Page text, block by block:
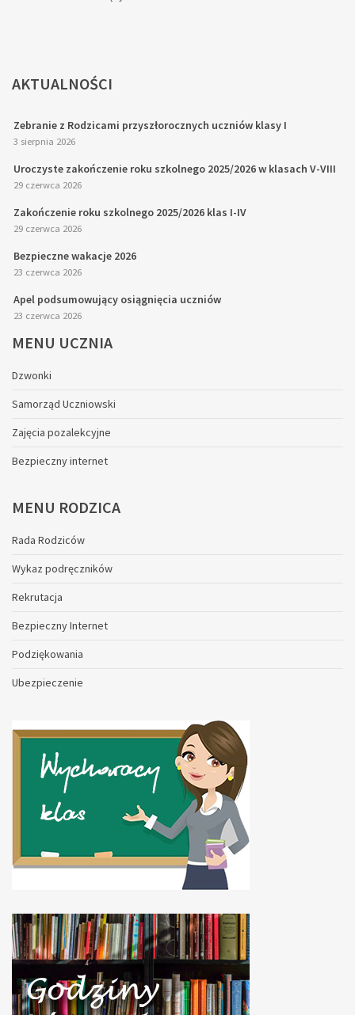
AKTUALNOŚCI
Zebranie z Rodzicami przyszłorocznych uczniów klasy I
3 sierpnia 2026
Uroczyste zakończenie roku szkolnego 2025/2026 w klasach V-VIII
29 czerwca 2026
Zakończenie roku szkolnego 2025/2026 klas I-IV
29 czerwca 2026
Bezpieczne wakacje 2026
23 czerwca 2026
Apel podsumowujący osiągnięcia uczniów
23 czerwca 2026
MENU UCZNIA
Dzwonki
Samorząd Uczniowski
Zajęcia pozalekcyjne
Bezpieczny internet
MENU RODZICA
Rada Rodziców
Wykaz podręczników
Rekrutacja
Bezpieczny Internet
Podziękowania
Ubezpieczenie